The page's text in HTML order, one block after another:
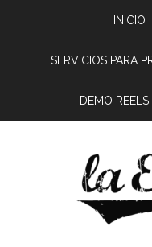
INICIO
SERVICIOS PARA
DEMO REELS